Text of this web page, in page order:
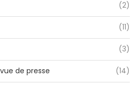
(2)
(11)
(3)
de presse (14)